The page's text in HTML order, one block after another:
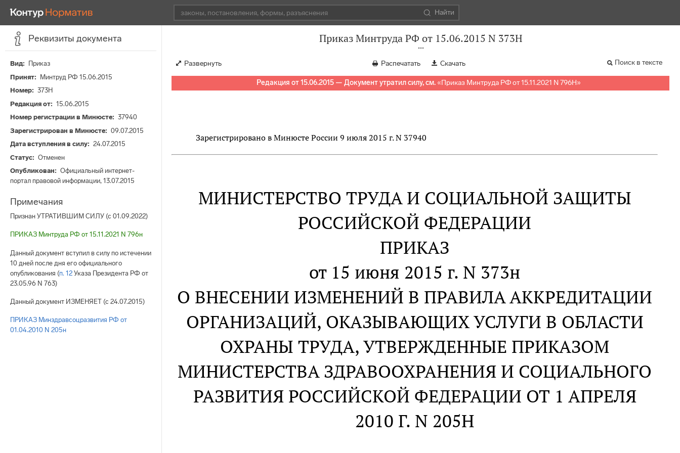
Найти
Реквизиты документа
Вид
Приказ
Принят
Минтруд РФ 15.06.2015
Номер
373Н
Редакция от
15.06.2015
Номер регистрации в Минюсте
37940
Зарегистрирован в Минюсте
09.07.2015
Дата вступления в силу
24.07.2015
Статус
Отменен
Опубликован
Официальный интернет-
портал правовой информации, 13.07.2015
Примечания
Признан УТРАТИВШИМ СИЛУ (с 01.09.2022)
ПРИКАЗ Минтруда РФ от 15.11.2021 N 796н
Данный документ вступил в силу по истечении
10 дней после дня его официального
опубликования (п. 12 Указа Президента РФ от
23.05.96 N 763)
Данный документ ИЗМЕНЯЕТ (с 24.07.2015)
ПРИКАЗ Минздравсоцразвития РФ от
01.04.2010 N 205н
Приказ Минтруда РФ от 15.06.2015 N 373Н
Развернуть Распечатать Скачать Поиск в тексте
Редакция от 15.06.2015 — Документ утратил силу, см.«Приказ Минтруда РФ от 15.11.2021 N 796Н»
Зарегистрировано в Минюсте России 9 июля 2015 г. N 37940
МИНИСТЕРСТВО ТРУДА И СОЦИАЛЬНОЙ ЗАЩИТЫ
РОССИЙСКОЙ ФЕДЕРАЦИИ
ПРИКАЗ
от 15 июня 2015 г. N 373н
О ВНЕСЕНИИ ИЗМЕНЕНИЙ В ПРАВИЛА АККРЕДИТАЦИИ
ОРГАНИЗАЦИЙ, ОКАЗЫВАЮЩИХ УСЛУГИ В ОБЛАСТИ
ОХРАНЫ ТРУДА, УТВЕРЖДЕННЫЕ ПРИКАЗОМ
МИНИСТЕРСТВА ЗДРАВООХРАНЕНИЯ И СОЦИАЛЬНОГО
РАЗВИТИЯ РОССИЙСКОЙ ФЕДЕРАЦИИ ОТ 1 АПРЕЛЯ
2010 Г. N 205Н